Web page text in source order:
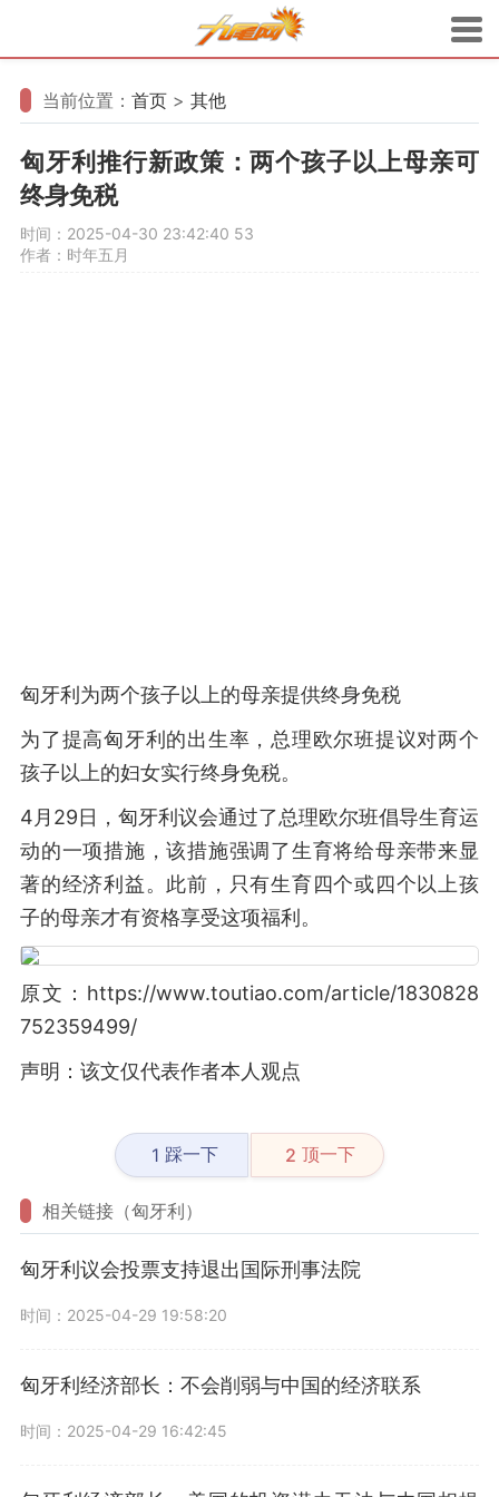
当前位置： 首页 > 其他
匈牙利推行新政策：两个孩子以上母亲可
终身免税
时间：2025-04-30 23:42:40 53
作者：时年五月
匈牙利为两个孩子以上的母亲提供终身免税
为了提高匈牙利的出生率，总理欧尔班提议对两个
孩子以上的妇女实行终身免税。
4月29日，匈牙利议会通过了总理欧尔班倡导生育运
动的一项措施，该措施强调了生育将给母亲带来显
著的经济利益。此前，只有生育四个或四个以上孩
子的母亲才有资格享受这项福利。 ​​​
原文：https://www.toutiao.com/article/1830828
752359499/
声明：该文仅代表作者本人观点
1 踩一下 2 顶一下
相关链接（匈牙利）
匈牙利议会投票支持退出国际刑事法院
时间：2025-04-29 19:58:20
匈牙利经济部长：不会削弱与中国的经济联系
时间：2025-04-29 16:42:45